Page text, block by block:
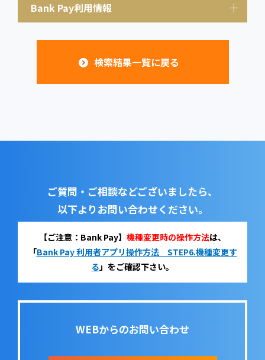
Bank Pay利用情報
検索結果一覧に戻る
ご質問・ご相談などございましたら、
以下よりお問い合わせください。
【ご注意：Bank Pay】 機種変更時の操作方法は、
「Bank Pay 利用者アプリ操作方法 STEP6.機種変更す
る」をご確認下さい。
WEBからのお問い合わせ